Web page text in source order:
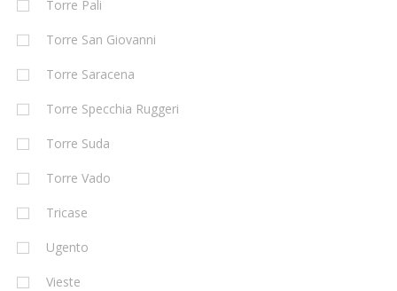
Torre Pali
Torre San Giovanni
Torre Saracena
Torre Specchia Ruggeri
Torre Suda
Torre Vado
Tricase
Ugento
Vieste